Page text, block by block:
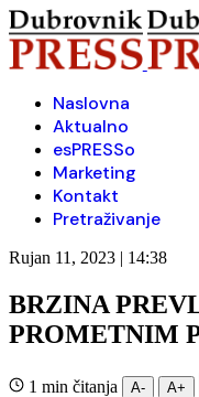
Naslovna
Aktualno
esPRESSo
Marketing
Kontakt
Pretraživanje
Rujan 11, 2023 | 14:38
BRZINA
PROMETNIM
1 min čitanja A- A+